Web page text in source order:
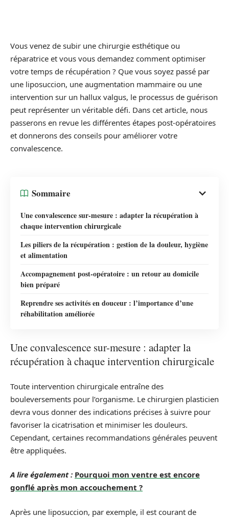
Vous venez de subir une chirurgie esthétique ou
réparatrice et vous vous demandez comment optimiser
votre temps de récupération ? Que vous soyez passé par
une liposuccion, une augmentation mammaire ou une
intervention sur un hallux valgus, le processus de guérison
peut représenter un véritable défi. Dans cet article, nous
passerons en revue les différentes étapes post-opératoires
et donnerons des conseils pour améliorer votre
convalescence.
Sommaire
Une convalescence sur-mesure : adapter la récupération à
chaque intervention chirurgicale
Les piliers de la récupération : gestion de la douleur, hygiène
et alimentation
Accompagnement post-opératoire : un retour au domicile
bien préparé
Reprendre ses activités en douceur : l’importance d’une
réhabilitation améliorée
Une convalescence sur-mesure : adapter la
récupération à chaque intervention chirurgicale
Toute intervention chirurgicale entraîne des
bouleversements pour l’organisme. Le chirurgien plasticien
devra vous donner des indications précises à suivre pour
favoriser la cicatrisation et minimiser les douleurs.
Cependant, certaines recommandations générales peuvent
être appliquées.
A lire également : Pourquoi mon ventre est encore
gonflé après mon accouchement ?
Après une liposuccion, par exemple, il est courant de